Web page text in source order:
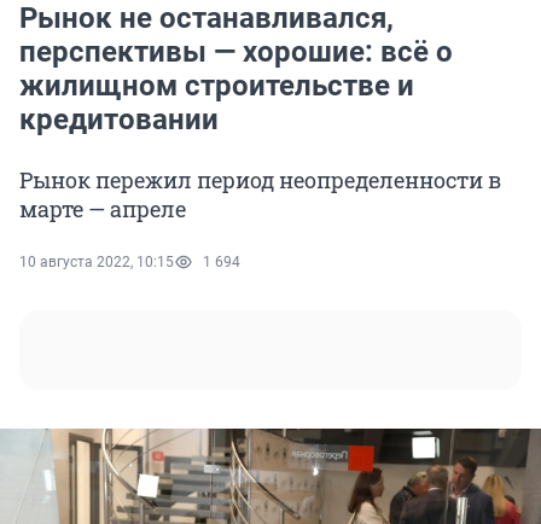
Рынок не останавливался,
перспективы — хорошие: всё о
жилищном строительстве и
кредитовании
Рынок пережил период неопределенности в
марте — апреле
10 августа 2022, 10:15 1 694